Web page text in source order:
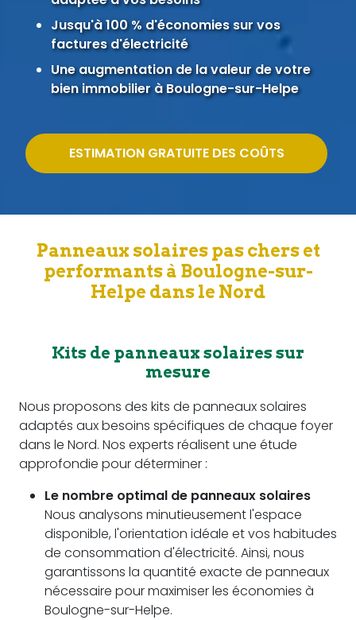
Jusqu'à 100 % d'économies sur vos
factures d'électricité
Une augmentation de la valeur de votre
bien immobilier à Boulogne-sur-Helpe
ESTIMATION GRATUITE DES COÛTS
Panneaux solaires pas chers et
performants à Boulogne-sur-
Helpe dans le Nord
Kits de panneaux solaires sur
mesure
Nous proposons des kits de panneaux solaires
adaptés aux besoins spécifiques de chaque foyer
dans le Nord. Nos experts réalisent une étude
approfondie pour déterminer :
Le nombre optimal de panneaux solaires
Nous analysons minutieusement l'espace
disponible, l'orientation idéale et vos habitudes
de consommation d'électricité. Ainsi, nous
garantissons la quantité exacte de panneaux
nécessaire pour maximiser les économies à
Boulogne-sur-Helpe.